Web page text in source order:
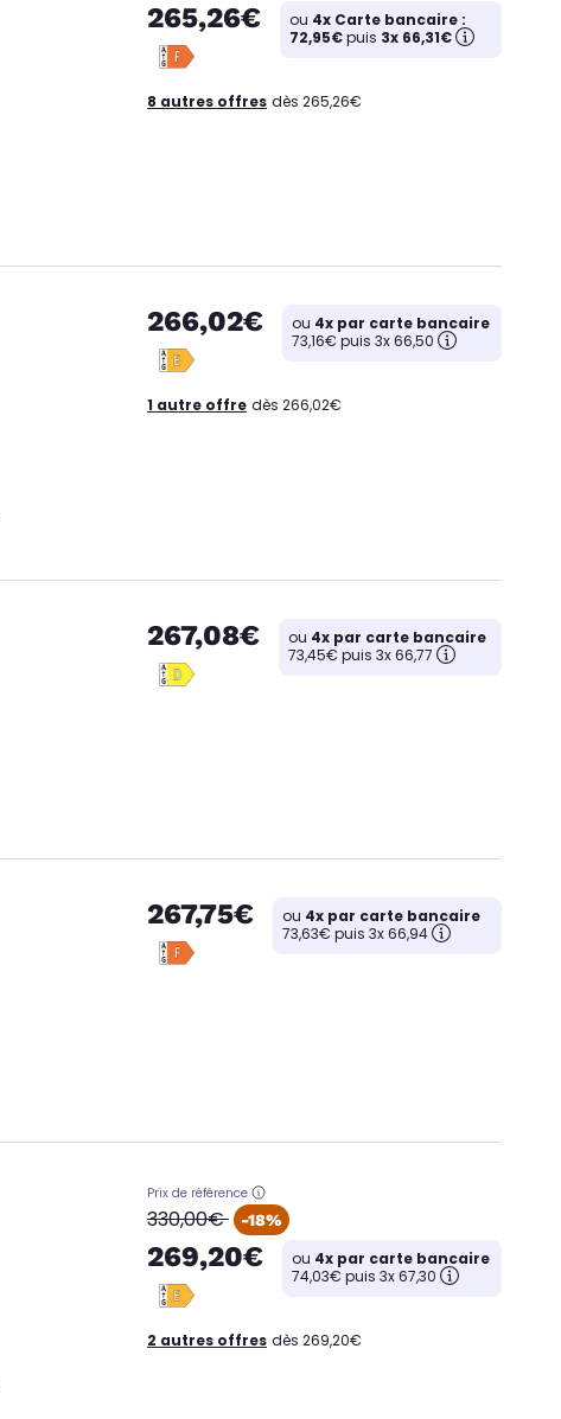
265,26€ ou 4x Carte bancaire :
72,95€puis 3x 66,31€
8 autres offres dès 265,26€
266,02€ ou 4x par carte bancaire
73,16€ puis 3x 66,50
1 autre offre dès 266,02€
267,08€ ou 4x par carte bancaire
73,45€ puis 3x 66,77
267,75€ ou 4x par carte bancaire
73,63€ puis 3x 66,94
Prix de référence
oldPrice
330,00€ -18%
269,20€ ou 4x par carte bancaire
74,03€ puis 3x 67,30
2 autres offres dès 269,20€